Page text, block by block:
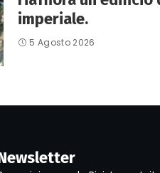
imperiale.
5 Agosto 2026